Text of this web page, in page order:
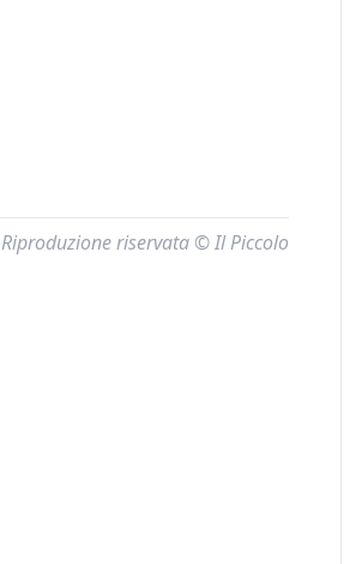
Riproduzione riservata © Il Piccolo